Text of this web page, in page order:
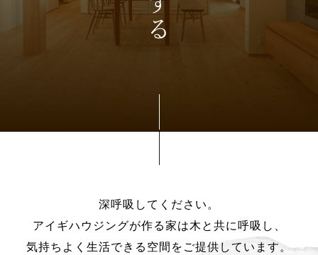
深呼吸してください。
アイギハウジングが作る家は木と共に呼吸し、
気持ちよく生活できる空間をご提供しています。